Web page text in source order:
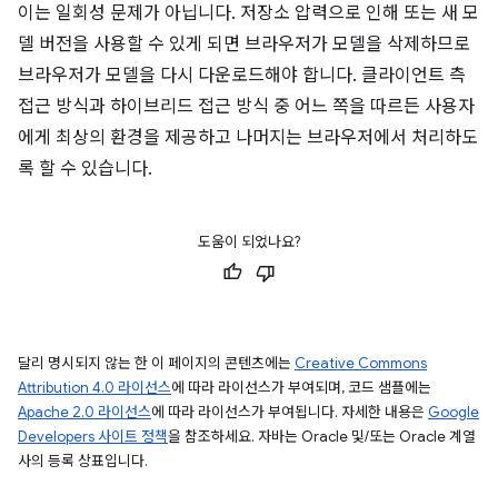
이는 일회성 문제가 아닙니다. 저장소 압력으로 인해 또는 새 모
델 버전을 사용할 수 있게 되면 브라우저가 모델을 삭제하므로
브라우저가 모델을 다시 다운로드해야 합니다. 클라이언트 측
접근 방식과 하이브리드 접근 방식 중 어느 쪽을 따르든 사용자
에게 최상의 환경을 제공하고 나머지는 브라우저에서 처리하도
록 할 수 있습니다.
도움이 되었나요?
달리 명시되지 않는 한 이 페이지의 콘텐츠에는 Creative Commons
Attribution 4.0 라이선스에 따라 라이선스가 부여되며, 코드 샘플에는
Apache 2.0 라이선스에 따라 라이선스가 부여됩니다. 자세한 내용은 Google
Developers 사이트 정책을 참조하세요. 자바는 Oracle 및/또는 Oracle 계열
사의 등록 상표입니다.